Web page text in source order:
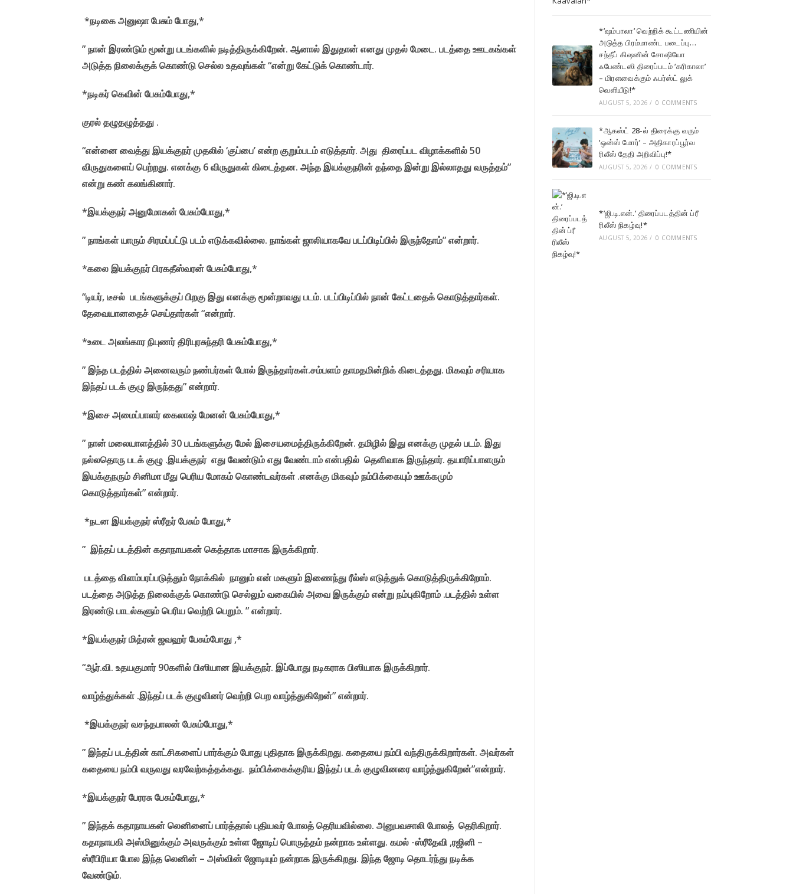
*நடிகை அனுஷா பேசும் போது,*
” நான் இரண்டும் மூன்று படங்களில் நடித்திருக்கிறேன். ஆனால் இதுதான் எனது முதல் மேடை. படத்தை ஊடகங்கள்
அடுத்த நிலைக்குக் கொண்டு செல்ல உதவுங்கள் “என்று கேட்டுக் கொண்டார்.
*நடிகர் கெவின் பேசும்போது,*
குரல் தழுதழுத்தது .
“என்னை வைத்து இயக்குநர் முதலில் ‘குப்பை’ என்ற குறும்படம் எடுத்தார். அது திரைப்பட விழாக்களில் 50
விருதுகளைப் பெற்றது. எனக்கு 6 விருதுகள் கிடைத்தன. அந்த இயக்குநரின் தந்தை இன்று இல்லாதது வருத்தம்”
என்று கண் கலங்கினார்.
*இயக்குநர் அனுமோகன் பேசும்போது,*
” நாங்கள் யாரும் சிரமப்பட்டு படம் எடுக்கவில்லை. நாங்கள் ஜாலியாகவே படப்பிடிப்பில் இருந்தோம்” என்றார்.
*கலை இயக்குநர் பிரகதீஸ்வரன் பேசும்போது,*
“டியர், டீசல் படங்களுக்குப் பிறகு இது எனக்கு மூன்றாவது படம். படப்பிடிப்பில் நான் கேட்டதைக் கொடுத்தார்கள்.
தேவையானதைச் செய்தார்கள் “என்றார்.
*உடை அலங்கார நிபுணர் திரிபுரசுந்தரி பேசும்போது,*
” இந்த படத்தில் அனைவரும் நண்பர்கள் போல் இருந்தார்கள்.சம்பளம் தாமதமின்றிக் கிடைத்தது. மிகவும் சரியாக
இந்தப் படக் குழு இருந்தது” என்றார்.
*இசை அமைப்பாளர் கைலாஷ் மேனன் பேசும்போது,*
” நான் மலையாளத்தில் 30 படங்களுக்கு மேல் இசையமைத்திருக்கிறேன். தமிழில் இது எனக்கு முதல் படம். இது
நல்லதொரு படக் குழு .இயக்குநர் எது வேண்டும் எது வேண்டாம் என்பதில் தெளிவாக இருந்தார். தயாரிப்பாளரும்
இயக்குநரும் சினிமா மீது பெரிய மோகம் கொண்டவர்கள் .எனக்கு மிகவும் நம்பிக்கையும் ஊக்கமும்
கொடுத்தார்கள்” என்றார்.
*நடன இயக்குநர் ஸ்ரீதர் பேசும் போது,*
” இந்தப் படத்தின் கதாநாயகன் கெத்தாக மாசாக இருக்கிறார்.
படத்தை விளம்பரப்படுத்தும் நோக்கில் நானும் என் மகளும் இணைந்து ரீல்ஸ் எடுத்துக் கொடுத்திருக்கிறோம்.
படத்தை அடுத்த நிலைக்குக் கொண்டு செல்லும் வகையில் அவை இருக்கும் என்று நம்புகிறோம் .படத்தில் உள்ள
இரண்டு பாடல்களும் பெரிய வெற்றி பெறும். ” என்றார்.
*இயக்குநர் மித்ரன் ஜவஹர் பேசும்போது ,*
“ஆர்.வி. உதயகுமார் 90களில் பிஸியான இயக்குநர். இப்போது நடிகராக பிஸியாக இருக்கிறார்.
வாழ்த்துக்கள் .இந்தப் படக் குழுவினர் வெற்றி பெற வாழ்த்துகிறேன்” என்றார்.
*இயக்குநர் வசந்தபாலன் பேசும்போது,*
” இந்தப் படத்தின் காட்சிகளைப் பார்க்கும் போது புதிதாக இருக்கிறது. கதையை நம்பி வந்திருக்கிறார்கள். அவர்கள்
கதையை நம்பி வருவது வரவேற்கத்தக்கது. நம்பிக்கைக்குரிய இந்தப் படக் குழுவினரை வாழ்த்துகிறேன்”என்றார்.
*இயக்குநர் பேரரசு பேசும்போது,*
” இந்தக் கதாநாயகன் லெனினைப் பார்த்தால் புதியவர் போலத் தெரியவில்லை. அனுபவசாலி போலத் தெரிகிறார்.
கதாநாயகி அஸ்மினுக்கும் அவருக்கும் உள்ள ஜோடிப் பொருத்தம் நன்றாக உள்ளது. கமல் -ஸ்ரீதேவி ,ரஜினி –
ஸ்ரீபிரியா போல இந்த லெனின் – அஸ்வின் ஜோடியும் நன்றாக இருக்கிறது. இந்த ஜோடி தொடர்ந்து நடிக்க
வேண்டும்.
*’ஷம்பாலா’ வெற்றிக் கூட்டணியின்
அடுத்த பிரம்மாண்ட படைப்பு…
சந்தீப் கிஷனின் சோஷியோ
ஃபேண்டஸி திரைப்படம் ‘கரிகாலா’
– மிரளவைக்கும் ஃபர்ஸ்ட் லுக்
வெளியீடு!*
AUGUST 5, 2026 / 0 COMMENTS
*ஆகஸ்ட் 28-ல் திரைக்கு வரும்
‘ஒன்ஸ் மோர்’ – அதிகாரப்பூர்வ
ரிலீஸ் தேதி அறிவிப்பு!*
AUGUST 5, 2026 / 0 COMMENTS
*’ஜி.டி.என்.’ திரைப்படத்தின் ப்ரீ
ரிலீஸ் நிகழ்வு!*
AUGUST 5, 2026 / 0 COMMENTS